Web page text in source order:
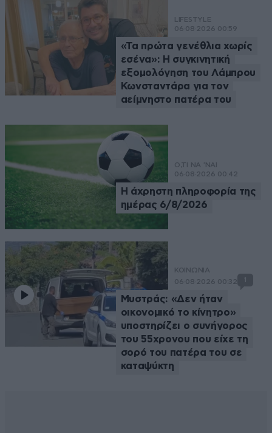
LIFESTYLE
06·08·2026 00:59
«Τα πρώτα γενέθλια χωρίς
εσένα»: Η συγκινητική
εξομολόγηση του Λάμπρου
Κωνσταντάρα για τον
αείμνηστο πατέρα του
Ο,ΤΙ ΝΑ 'ΝΑΙ
06·08·2026 00:42
Η άχρηστη πληροφορία της
ημέρας 6/8/2026
ΚΟΙΝΩΝΙΑ
06·08·2026 00:32
Μυστράς: «Δεν ήταν
οικονομικό το κίνητρο»
υποστηρίζει ο συνήγορος
του 55χρονου που είχε τη
σορό του πατέρα του σε
καταψύκτη